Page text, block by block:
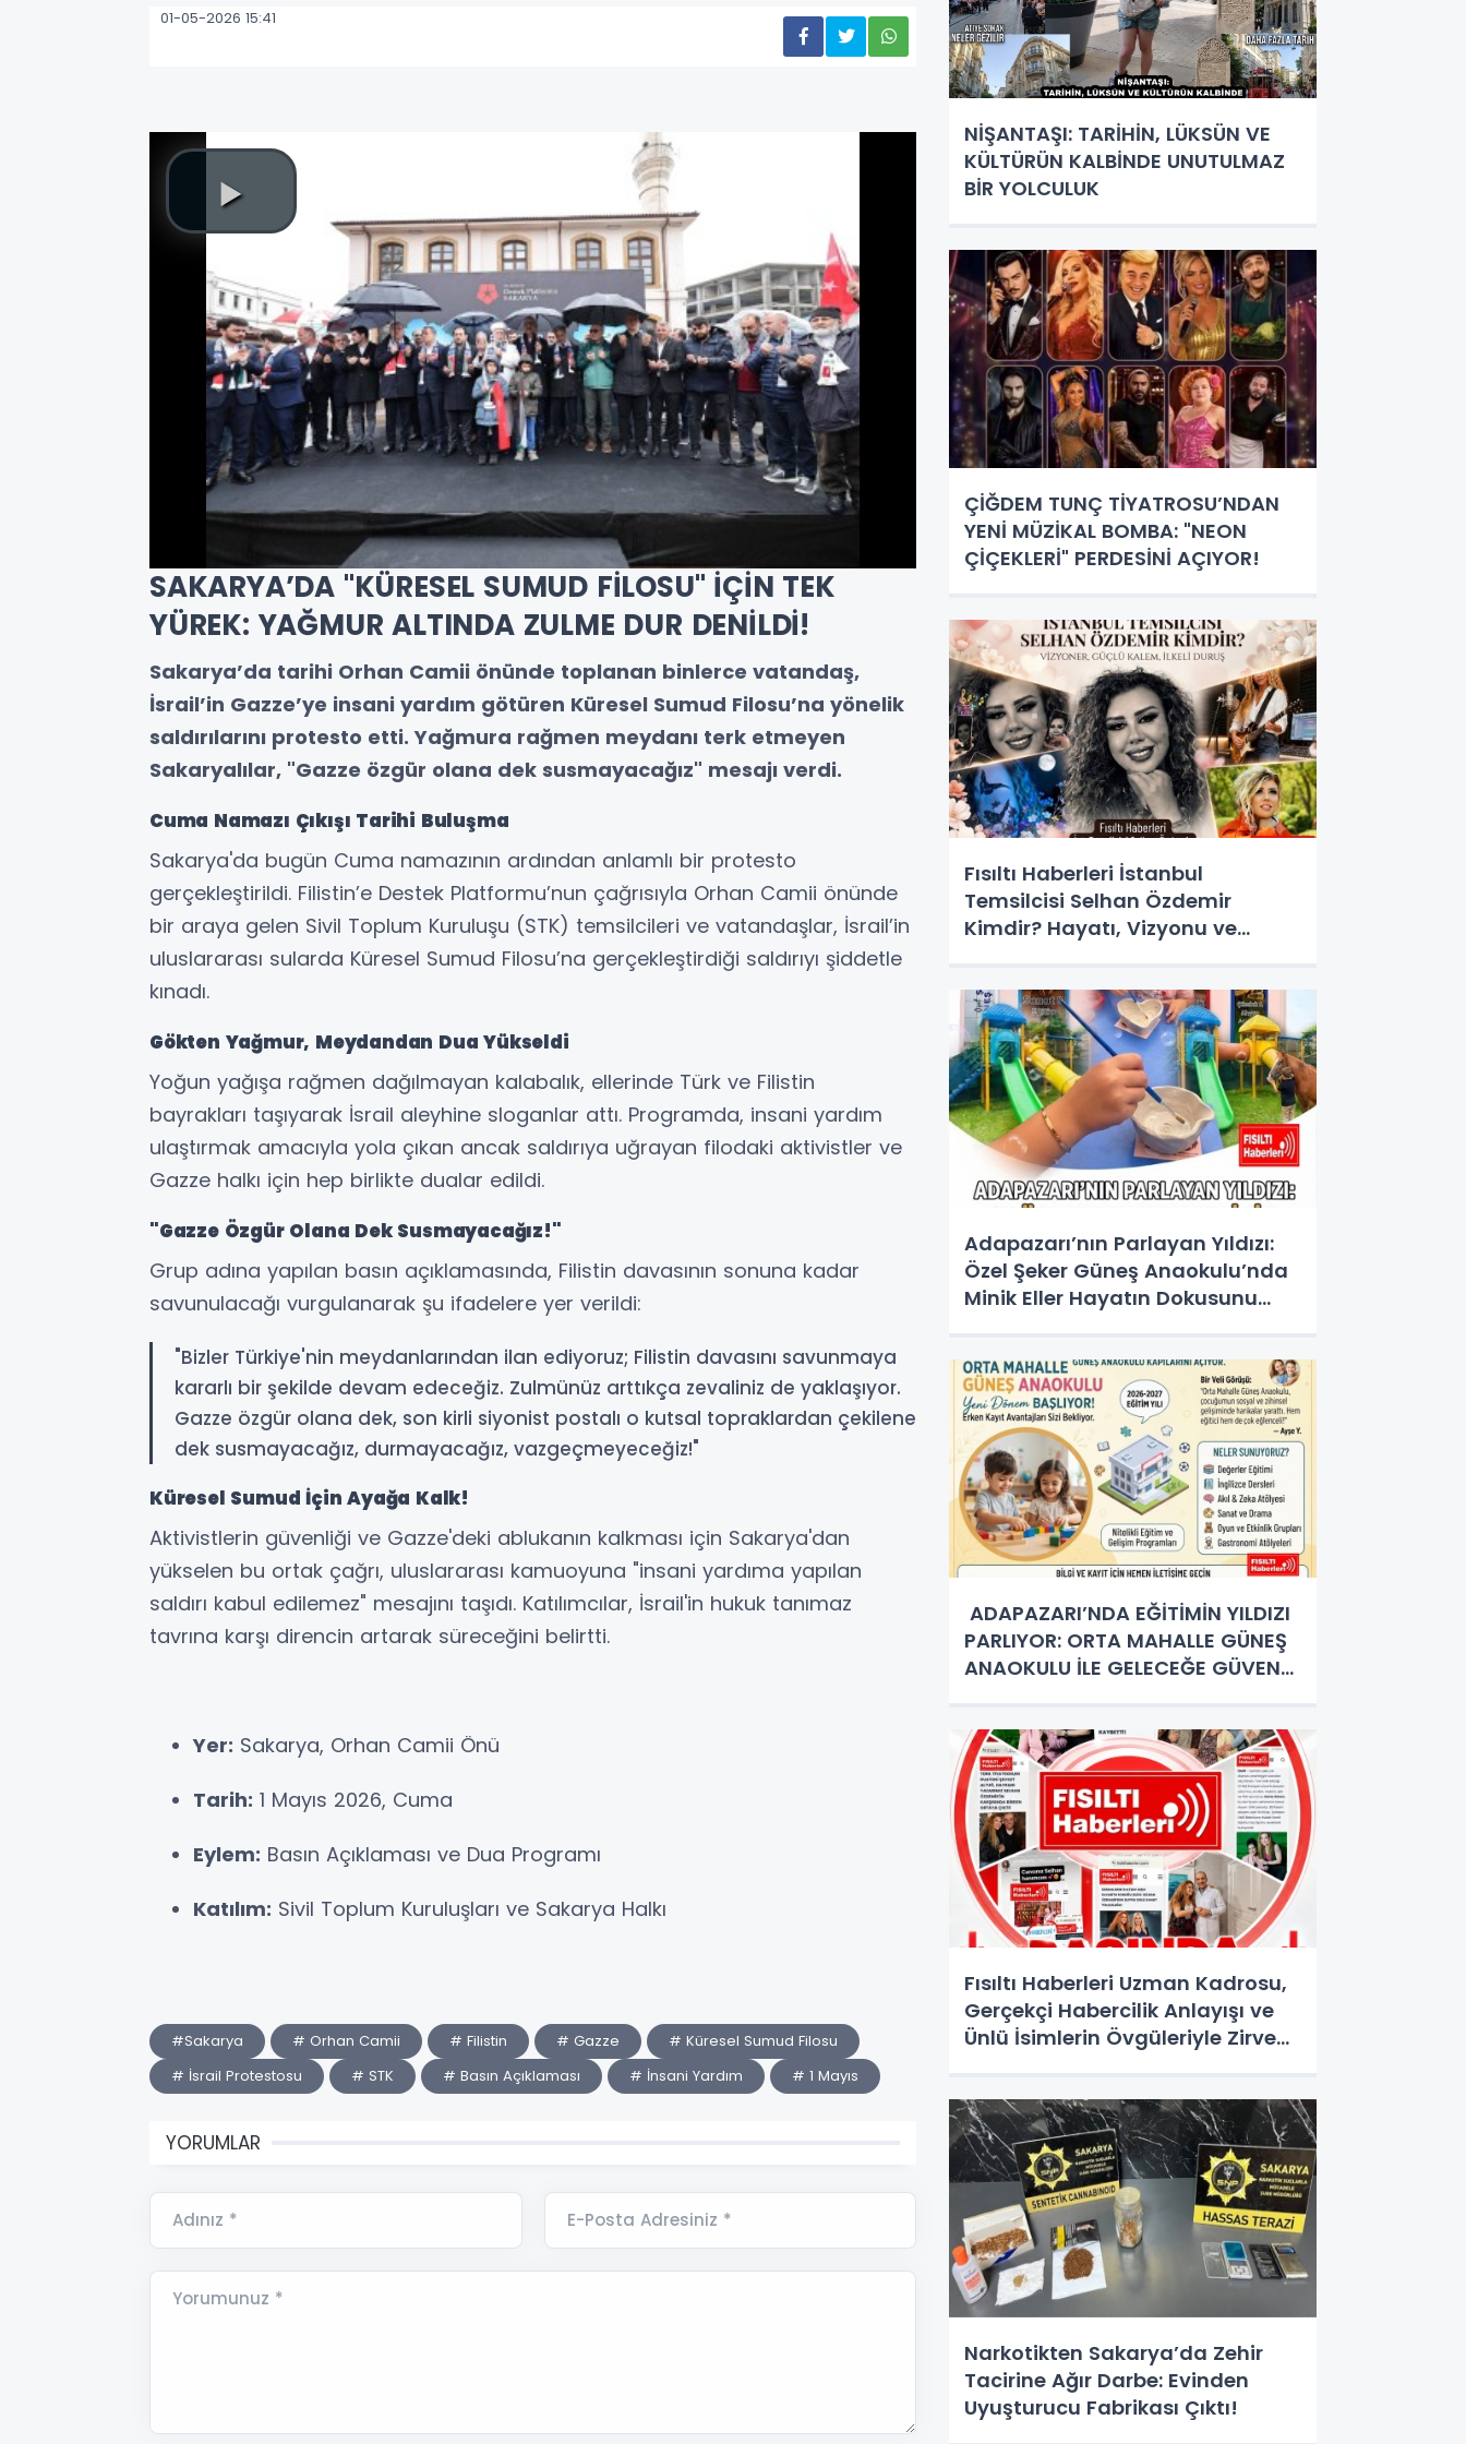
01-05-2026 15:41
SAKARYA’DA "KÜRESEL SUMUD FİLOSU" İÇİN TEK
YÜREK: YAĞMUR ALTINDA ZULME DUR DENİLDİ!
Sakarya’da tarihi Orhan Camii önünde toplanan binlerce vatandaş,
İsrail’in Gazze’ye insani yardım götüren Küresel Sumud Filosu’na yönelik
saldırılarını protesto etti. Yağmura rağmen meydanı terk etmeyen
Sakaryalılar, "Gazze özgür olana dek susmayacağız" mesajı verdi.
Cuma Namazı Çıkışı Tarihi Buluşma
Sakarya'da bugün Cuma namazının ardından anlamlı bir protesto
gerçekleştirildi. Filistin’e Destek Platformu’nun çağrısıyla Orhan Camii önünde
bir araya gelen Sivil Toplum Kuruluşu (STK) temsilcileri ve vatandaşlar, İsrail’in
uluslararası sularda Küresel Sumud Filosu’na gerçekleştirdiği saldırıyı şiddetle
kınadı.
Gökten Yağmur, Meydandan Dua Yükseldi
Yoğun yağışa rağmen dağılmayan kalabalık, ellerinde Türk ve Filistin
bayrakları taşıyarak İsrail aleyhine sloganlar attı. Programda, insani yardım
ulaştırmak amacıyla yola çıkan ancak saldırıya uğrayan filodaki aktivistler ve
Gazze halkı için hep birlikte dualar edildi.
"Gazze Özgür Olana Dek Susmayacağız!"
Grup adına yapılan basın açıklamasında, Filistin davasının sonuna kadar
savunulacağı vurgulanarak şu ifadelere yer verildi:
"Bizler Türkiye'nin meydanlarından ilan ediyoruz; Filistin davasını savunmaya
kararlı bir şekilde devam edeceğiz. Zulmünüz arttıkça zevaliniz de yaklaşıyor.
Gazze özgür olana dek, son kirli siyonist postalı o kutsal topraklardan çekilene
dek susmayacağız, durmayacağız, vazgeçmeyeceğiz!"
Küresel Sumud İçin Ayağa Kalk!
Aktivistlerin güvenliği ve Gazze'deki ablukanın kalkması için Sakarya'dan
yükselen bu ortak çağrı, uluslararası kamuoyuna "insani yardıma yapılan
saldırı kabul edilemez" mesajını taşıdı. Katılımcılar, İsrail'in hukuk tanımaz
tavrına karşı direncin artarak süreceğini belirtti.
Yer: Sakarya, Orhan Camii Önü
Tarih: 1 Mayıs 2026, Cuma
Eylem: Basın Açıklaması ve Dua Programı
Katılım: Sivil Toplum Kuruluşları ve Sakarya Halkı
#Sakarya # Orhan Camii # Filistin # Gazze
# Küresel Sumud Filosu
# İsrail Protestosu
# STK # Basın Açıklaması # İnsani Yardım # 1 Mayıs
YORUMLAR
Adınız * E-Posta Adresiniz *
Yorumunuz *
NİŞANTAŞI: TARİHİN, LÜKSÜN VE
KÜLTÜRÜN KALBİNDE UNUTULMAZ
BİR YOLCULUK
ÇİĞDEM TUNÇ TİYATROSU’NDAN
YENİ MÜZİKAL BOMBA: "NEON
ÇİÇEKLERİ" PERDESİNİ AÇIYOR!
Fısıltı Haberleri İstanbul
Temsilcisi Selhan Özdemir
Kimdir? Hayatı, Vizyonu ve
Adapazarı’nın Parlayan Yıldızı:
Özel Şeker Güneş Anaokulu’nda
Minik Eller Hayatın Dokusunu
ADAPAZARI’NDA EĞİTİMİN YILDIZI
PARLIYOR: ORTA MAHALLE GÜNEŞ
ANAOKULU İLE GELECEĞE GÜVENLİ
Fısıltı Haberleri Uzman Kadrosu,
Gerçekçi Habercilik Anlayışı ve
Ünlü İsimlerin Övgüleriyle Zirveye
Narkotikten Sakarya’da Zehir
Tacirine Ağır Darbe: Evinden
Uyuşturucu Fabrikası Çıktı!